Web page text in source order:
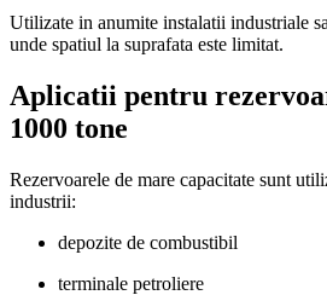
Utilizate in anumite instalatii industriale
unde spatiul la suprafata este limitat.
Aplicatii pentru
1000 tone
Rezervoarele de mare capacitate sunt
industrii:
depozite de combustibil
terminale petroliere